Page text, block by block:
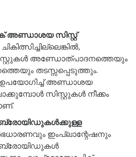
അണ്ഡാശയ സിസ്റ്റ്
ചികിത്സിച്ചില്ലെങ്കിൽ,
അണ്ഡോത്പാദനത്തെയും
തടസ്സപ്പെടുത്തും.
ഉപയോഗിച്ച് അണ്ഡാശയ
സിസ്റ്റുകൾ നീക്കം
ഇംപ്ലാന്റേഷനും